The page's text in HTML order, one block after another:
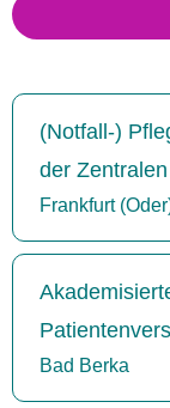
(Notfall-)
der
Frankfurt
Bad Berka